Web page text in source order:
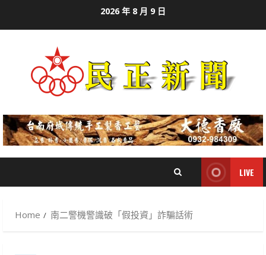
2026 年 8 月 9 日
LIVE
Home 南二警機警識破「假投資」詐騙話術